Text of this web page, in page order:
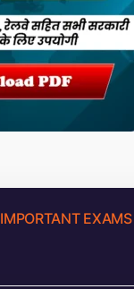
IMPORTANT EXAMS